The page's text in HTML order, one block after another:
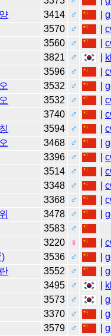
3414 ♂ |
3570 ♂ |
3560 ♂ |
3821 ♂
3596 ♂ |
3532 ♂ |
3532 ♂ |
3740 ♂ |
3594 ♂ |
3468 ♂ |
3396 ♂ |
3514 ♂ |
3348 ♂ |
3368 ♂ |
3478 ♂ |
3583
♂
3220 ♀ |
) 3536 ♂ |
3552 ♂ |
3495 ♂
3573 ♂ |
3370 ♂ |
3579 ♂ |